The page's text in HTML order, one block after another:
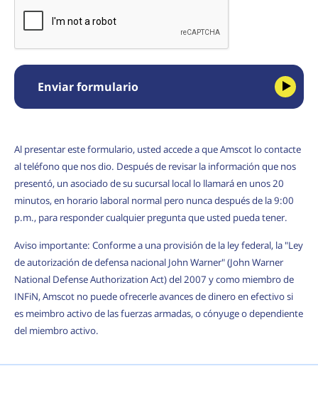
Enviar formulario
Al presentar este formulario, usted accede a que Amscot lo contacte
al teléfono que nos dio. Después de revisar la información que nos
presentó, un asociado de su sucursal local lo llamará en unos 20
minutos, en horario laboral normal pero nunca después de la 9:00
p.m., para responder cualquier pregunta que usted pueda tener.
Aviso importante: Conforme a una provisión de la ley federal, la "Ley
de autorización de defensa nacional John Warner" (John Warner
National Defense Authorization Act) del 2007 y como miembro de
INFiN, Amscot no puede ofrecerle avances de dinero en efectivo si
es meimbro activo de las fuerzas armadas, o cónyuge o dependiente
del miembro activo.